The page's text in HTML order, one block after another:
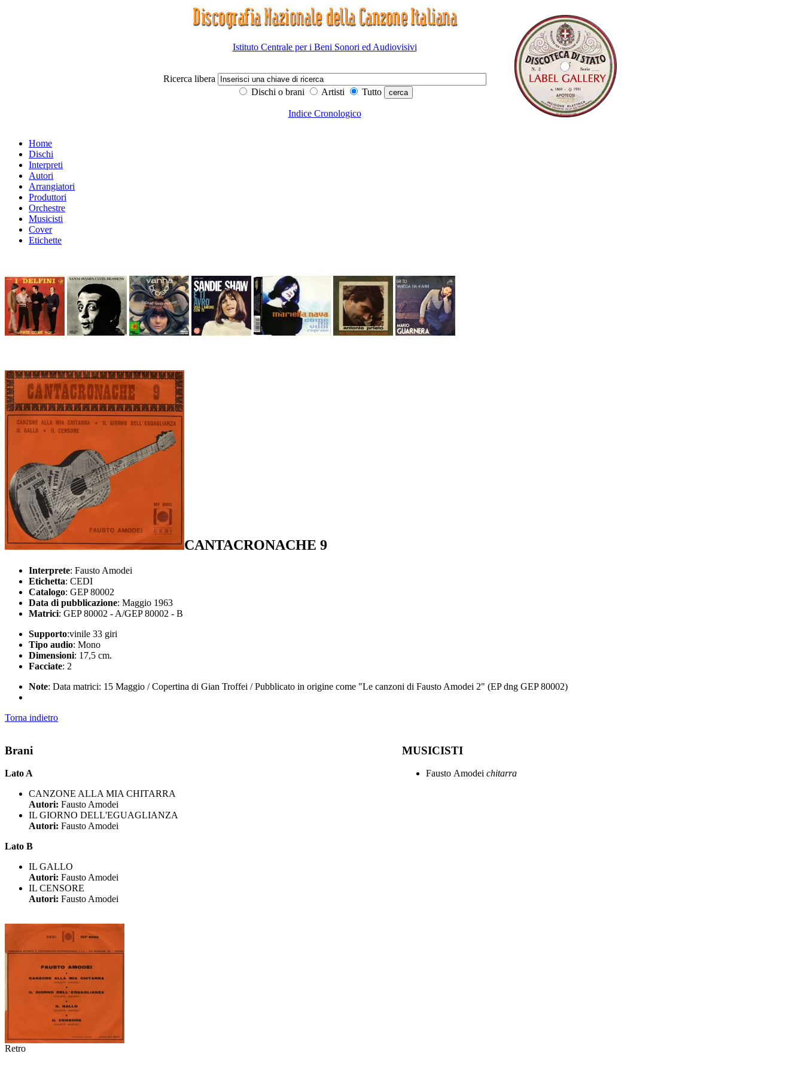
Istituto Centrale per i Beni Sonori ed Audiovisivi
Ricerca libera
Dischi o brani
Artisti Tutto
Indice Cronologico
Home
Dischi
Interpreti
Autori
Arrangiatori
Produttori
Orchestre
Musicisti
Cover
Etichette
CANTACRONACHE 9
Interprete: Fausto Amodei
Etichetta: CEDI
Catalogo: GEP 80002
Data di pubblicazione: Maggio 1963
Matrici: GEP 80002 - A/GEP 80002 - B
Supporto:vinile 33 giri
Tipo audio: Mono
Dimensioni: 17,5 cm.
Facciate: 2
Note: Data matrici: 15 Maggio / Copertina di Gian Troffei / Pubblicato in origine come "Le canzoni di Fausto Amodei 2" (EP dng GEP 80002)
Torna indietro
Brani
Lato A
CANZONE ALLA MIA CHITARRA
Autori: Fausto Amodei
IL GIORNO DELL'EGUAGLIANZA
Autori: Fausto Amodei
Lato B
IL GALLO
Autori: Fausto Amodei
IL CENSORE
Autori: Fausto Amodei
MUSICISTI
Fausto Amodei chitarra
Retro